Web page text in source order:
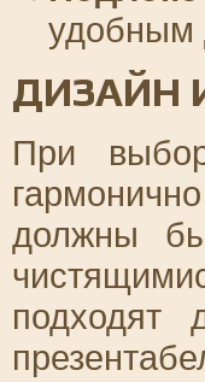
удобным
ДИЗАЙН
При
должны
подходят